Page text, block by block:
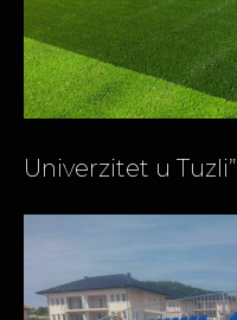
Univerzitet u Tuzli”